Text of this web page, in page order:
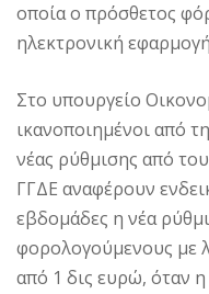
οποία ο πρόσθετος
ηλεκτρονική
Στο υπουργείο
ικανοποιημένοι από
νέας ρύθμισης από
ΓΓΔΕ αναφέρουν
εβδομάδες η νέα
φορολογούμενους με
από 1 δις ευρώ, όταν